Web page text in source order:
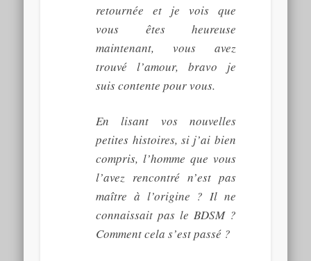
retournée et je vois que
vous êtes heureuse
maintenant, vous avez
trouvé l’amour, bravo je
suis contente pour vous.
En lisant vos nouvelles
petites histoires, si j’ai bien
compris, l’homme que vous
l’avez rencontré n’est pas
maître à l’origine ? Il ne
connaissait pas le BDSM?
Comment cela s’est passé ?